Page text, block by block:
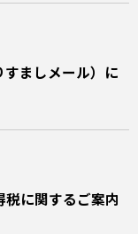
すましメール）に
に関するご案内